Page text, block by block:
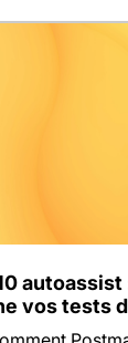
autoassist
vos tests